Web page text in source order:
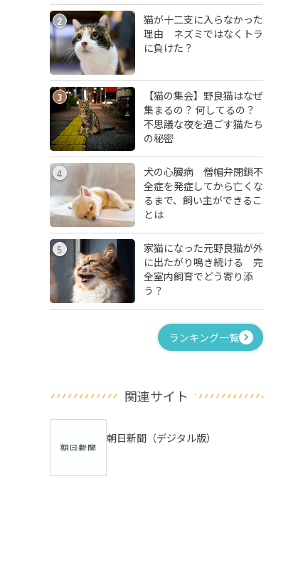
2
猫が十二支に入らなかった
理由 ネズミではなくトラ
に負けた？
3
【猫の集会】野良猫はなぜ
集まるの？ 何してるの？
不思議な夜を過ごす猫たち
の秘密
4
犬の心臓病 僧帽弁閉鎖不
全症を発症してから亡くな
るまで、飼い主ができるこ
とは
5
家猫になった元野良猫が外
に出たがり鳴き続ける 完
全室内飼育でどう寄り添
う？
ランキング一覧
関連サイト
朝日新聞（デジタル版）